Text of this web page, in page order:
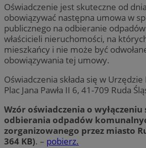
Oświadczenie jest skuteczne od
obowiązywać następna umowa w
publicznego na odbieranie
właścicieli nieruchomości, na
mieszkańcy i nie może być
obowiązywania tej umowy.
Oświadczenia składa się w Urzędzie
Plac Jana Pawła II 6, 41-709 Ruda
Wzór oświadczenia o wyłączeniu
odbierania odpadów
zorganizowanego przez miasto
364 KB). – pobierz.